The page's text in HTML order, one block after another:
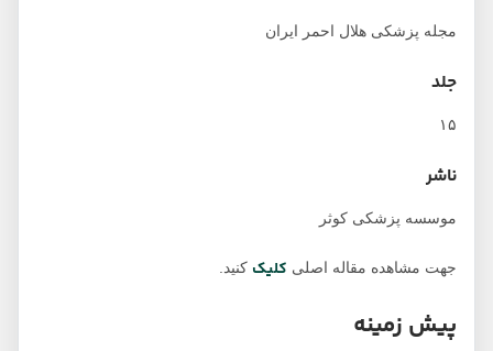
مجله پزشکی هلال احمر ایران
موسسه پزشکی کوثر
جهت مشاهده مقاله اصلیکلیککنید.
پیش زمینه